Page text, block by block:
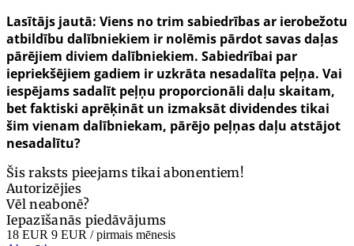
Lasītājs jautā: Viens no trim sabiedrības ar ierobežotu
atbildību dalībniekiem ir nolēmis pārdot savas daļas
pārējiem diviem dalībniekiem. Sabiedrībai par
iepriekšējiem gadiem ir uzkrāta nesadalīta peļņa. Vai
iespējams sadalīt peļņu proporcionāli daļu skaitam,
bet faktiski aprēķināt un izmaksāt dividendes tikai
šim vienam dalībniekam, pārējo peļņas daļu atstājot
nesadalītu?
Šis raksts pieejams tikai abonentiem!
Autorizējies
Vēl neabonē?
Iepazīšanās piedāvājums
18 EUR 9 EUR / pirmais mēnesis